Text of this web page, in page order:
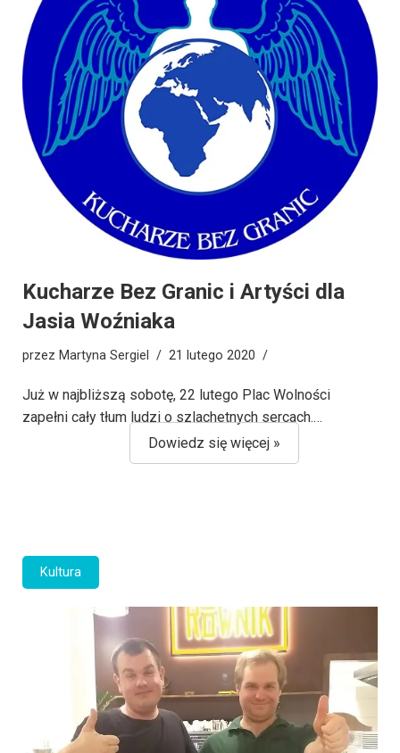
Kucharze Bez Granic i Artyści dla
Jasia Woźniaka
przez Martyna Sergiel 21 lutego 2020
Już w najbliższą sobotę, 22 lutego Plac Wolności
zapełni cały tłum ludzi o szlachetnych sercach.…
Dowiedz się więcej »
Kultura